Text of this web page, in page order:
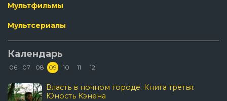
Мультфильмы
Мультсериалы
Календарь
06 07 08 09 10 11 12
Власть в ночном городе. Книга третья:
Юность Кэнена